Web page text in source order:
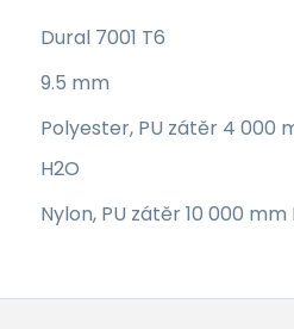
Dural 7001 T6
9.5 mm
Polyester, PU zátěr 4 000
H2O
Nylon, PU zátěr 10 000 mm